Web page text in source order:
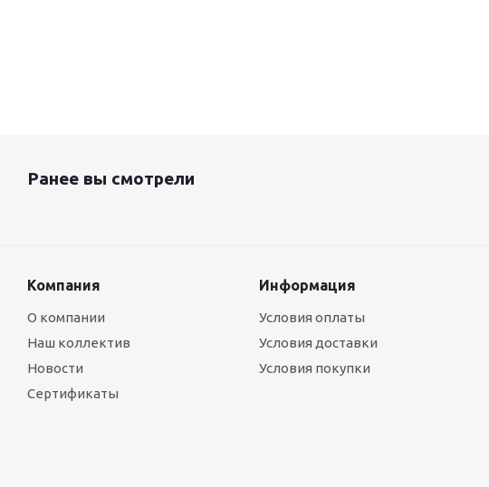
Ранее вы смотрели
Компания
О компании
Наш коллектив
Новости
Сертификаты
Информация
Условия оплаты
Условия доставки
Условия покупки